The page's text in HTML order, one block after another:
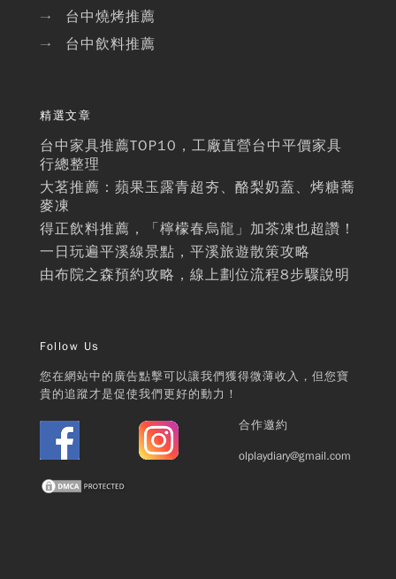
→ 台中燒烤推薦
→ 台中飲料推薦
精選文章
台中家具推薦TOP10，工廠直營台中平價家具
行總整理
大茗推薦：蘋果玉露青超夯、酪梨奶蓋、烤糖蕎
麥凍
得正飲料推薦，「檸檬春烏龍」加茶凍也超讚！
一日玩遍平溪線景點，平溪旅遊散策攻略
由布院之森預約攻略，線上劃位流程8步驟說明
Follow Us
您在網站中的廣告點擊可以讓我們獲得微薄收入，但您寶
貴的追蹤才是促使我們更好的動力！
合作邀約
olplaydiary@gmail.com